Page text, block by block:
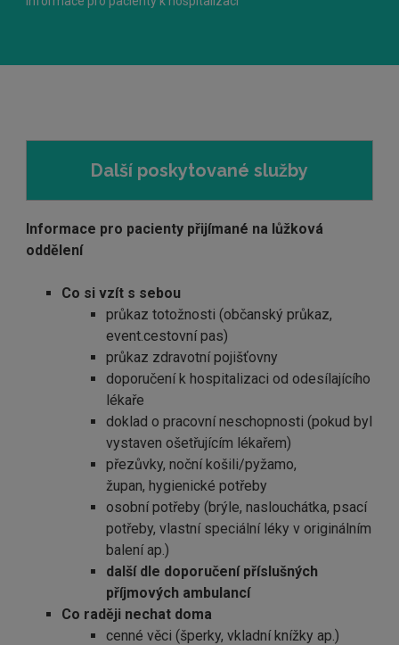
Další poskytované služby
Informace pro pacienty přijímané na lůžková
oddělení
Co si vzít s sebou
průkaz totožnosti (občanský průkaz,
event.cestovní pas)
průkaz zdravotní pojišťovny
doporučení k hospitalizaci od odesílajícího
lékaře
doklad o pracovní neschopnosti (pokud byl
vystaven ošetřujícím lékařem)
přezůvky, noční košili/pyžamo,
župan, hygienické potřeby
osobní potřeby (brýle, naslouchátka, psací
potřeby, vlastní speciální léky v originálním
balení ap.)
další dle doporučení příslušných
příjmových ambulancí
Co raději nechat doma
cenné věci (šperky, vkladní knížky ap.)